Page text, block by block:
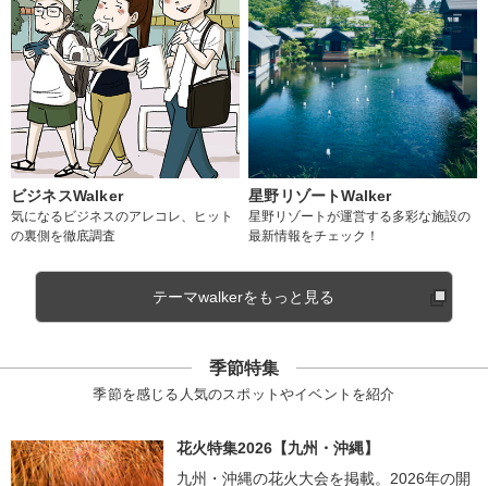
ビジネスWalker
気になるビジネスのアレコレ、ヒット
の裏側を徹底調査
星野リゾートWalker
星野リゾートが運営する多彩な施設の
最新情報をチェック！
テーマwalkerをもっと見る
季節特集
季節を感じる人気のスポットやイベントを紹介
花火特集2026【九州・沖縄】
九州・沖縄の花火大会を掲載。2026年の開